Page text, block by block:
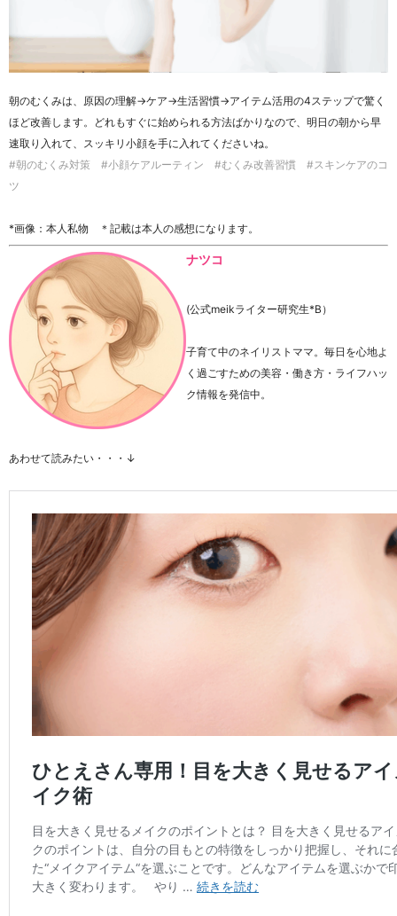
朝のむくみは、原因の理解→ケア→生活習慣→アイテム活用の4ステップで驚く
ほど改善します。どれもすぐに始められる方法ばかりなので、明日の朝から早
速取り入れて、スッキリ小顔を手に入れてくださいね。
#朝のむくみ対策 #小顔ケアルーティン #むくみ改善習慣 #スキンケアのコ
ツ
*画像：本人私物 ＊記載は本人の感想になります。
ナツコ
(公式meikライター研究生*B）
子育て中のネイリストママ。毎日を心地よ
く過ごすための美容・働き方・ライフハッ
ク情報を発信中。
あわせて読みたい・・・↓